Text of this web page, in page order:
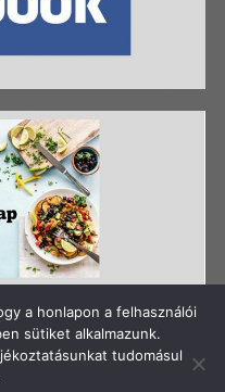
Batthyány Kázmér
a honlapon a felhasználói
sütiket alkalmazunk.
tudomásul